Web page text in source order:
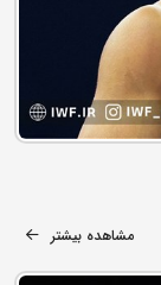
مشاهده بیشتر